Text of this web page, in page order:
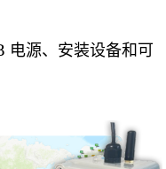
电源、安装设备和可